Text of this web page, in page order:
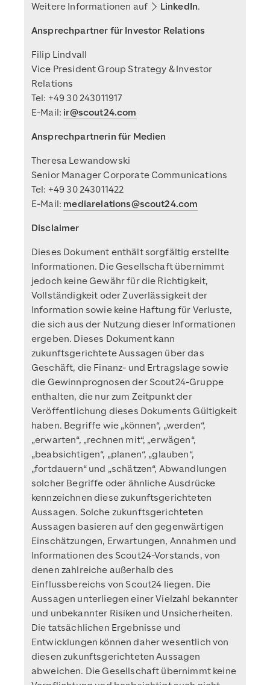
Weitere Informationen auf
LinkedIn.
Ansprechpartner für Investor Relations
Filip Lindvall
Vice President Group Strategy & Investor
Relations
Tel: +49 30 243011917
E-Mail: ir@scout24.com
Ansprechpartnerin für Medien
Theresa Lewandowski
Senior Manager Corporate Communications
Tel: +49 30 243011422
E-Mail: mediarelations@scout24.com
Disclaimer
Dieses Dokument enthält sorgfältig erstellte
Informationen. Die Gesellschaft übernimmt
jedoch keine Gewähr für die Richtigkeit,
Vollständigkeit oder Zuverlässigkeit der
Information sowie keine Haftung für Verluste,
die sich aus der Nutzung dieser Informationen
ergeben. Dieses Dokument kann
zukunftsgerichtete Aussagen über das
Geschäft, die Finanz- und Ertragslage sowie
die Gewinnprognosen der Scout24-Gruppe
enthalten, die nur zum Zeitpunkt der
Veröffentlichung dieses Dokuments Gültigkeit
haben. Begriffe wie „können“, „werden“,
„erwarten“, „rechnen mit“, „erwägen“,
„beabsichtigen“, „planen“, „glauben“,
„fortdauern“ und „schätzen“, Abwandlungen
solcher Begriffe oder ähnliche Ausdrücke
kennzeichnen diese zukunftsgerichteten
Aussagen. Solche zukunftsgerichteten
Aussagen basieren auf den gegenwärtigen
Einschätzungen, Erwartungen, Annahmen und
Informationen des Scout24-Vorstands, von
denen zahlreiche außerhalb des
Einflussbereichs von Scout24 liegen. Die
Aussagen unterliegen einer Vielzahl bekannter
und unbekannter Risiken und Unsicherheiten.
Die tatsächlichen Ergebnisse und
Entwicklungen können daher wesentlich von
diesen zukunftsgerichteten Aussagen
abweichen. Die Gesellschaft übernimmt keine